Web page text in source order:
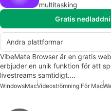
multitasking
Gratis
Andra plattformar
VibeMate Browser är en gratis
erbjuder en unik funktion för att
livestreams samtidigt.…
WindowsMacVideoströmning För Mac